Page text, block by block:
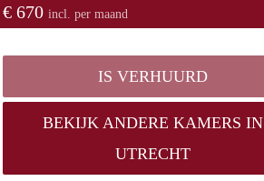
€ 670 incl. per maand
IS VERHUURD
BEKIJK ANDERE KAMERS IN
UTRECHT